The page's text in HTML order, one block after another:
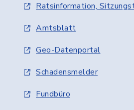
Ratsinformation,
Amtsblatt
Geo-Datenportal
Schadensmelder
Fundbüro